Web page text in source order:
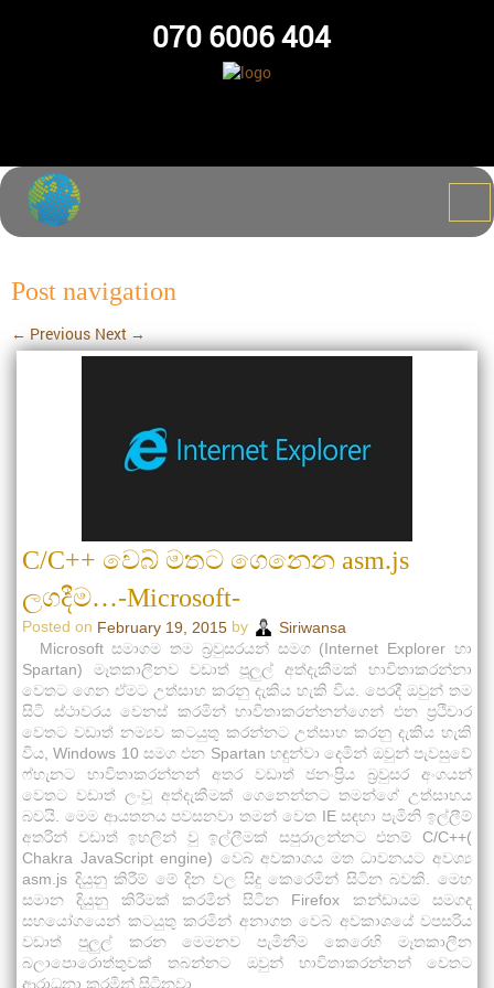
070 6006 404
Post navigation
← Previous Next →
C/C++ වෙබ් මතට ගෙනෙන asm.js
ලගදීම…-Microsoft-
Posted on February 19, 2015 by
Siriwansa
Microsoft සමාගම තම බ්‍රවුසරයන් සමග (Internet Explorer හා
Spartan) මෑතකාලීනව වඩාත් පූලුල් අත්දැකීමක් භාවිතාකරන්නා
වෙතට ගෙන ඒමට උත්සාහ කරනු දැකිය හැකි විය. පෙරදී ඔවුන් තම
සිටි ස්ථාවරය වෙනස් කරමින් භාවිතාකරන්නන්ගෙන් එන ප්‍රථිචාර
වෙතට වඩාත් නම්‍යව කටයුතු කරන්නට උත්සාහ කරනු දැකිය හැකි
විය, Windows 10 සමග එන Spartan හඳුන්වා දෙමින් ඔවුන් පැවසුවේ
ෆ්හැනට භාවිතාකරන්නන් අතර වඩාත් ජනංප්‍රිය බ්‍රවුසර අංගයන්
වෙතට වඩාත් ලංවූ අත්දැකීමක් ගෙනෙන්නට තමන්ගේ උත්සාහය
බවයි. මෙම ආයතනය පවසනවා තමන් වෙත IE සඳහා පැමිනි ඉල්ලීම්
අතරින් වඩාත් ඉහලින් වු ඉල්ලීමක් සපුරාලන්නට එනම් C/C++(
Chakra JavaScript engine) වෙබ් අවකාශය මත ධාවනයට අවශ්‍ය
asm.js දියුනු කිරීම් මේ දින වල සිදු කෙරෙමින් සිටින බවකි. මෙහ
සමාන දියුනු කිරීමක් කරමින් සිටින Firefox කන්ඩායම සමගද
සහයෝගයෙන් කටයුතු කරමින් අනාගත වෙබ් අවකාශයේ වපසරිය
වඩාත් පුලුල් කරන මෙමනව පැමිනීම කෙරෙහි මෑතකාලීන
බලාපොරොත්තුවක් තබන්නට ඔවුන් භාවිතාකරන්නන් වෙතට
ආරාධනා කරමින් සිටිනවා.